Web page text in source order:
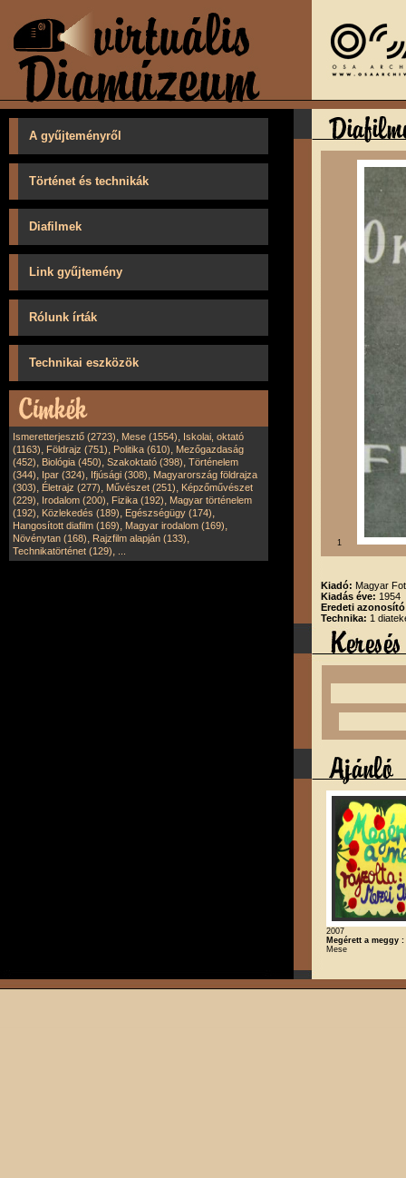
A gyűjteményről
Történet és technikák
Diafilmek
Link gyűjtemény
Rólunk írták
Technikai eszközök
Ismeretterjesztő (2723), Mese (1554), Iskolai, oktató
(1163), Földrajz (751), Politika (610), Mezőgazdaság
(452), Biológia (450), Szakoktató (398), Történelem
(344), Ipar (324), Ifjúsági (308), Magyarország földrajza
(303), Életrajz (277), Művészet (251), Képzőművészet
(229), Irodalom (200), Fizika (192), Magyar történelem
(192), Közlekedés (189), Egészségügy (174),
Hangosított diafilm (169), Magyar irodalom (169),
Növénytan (168), Rajzfilm alapján (133),
Technikatörténet (129),
1
Kiadó: Magyar
Kiadás éve: 1954
Eredeti
Technika: 1
2007
Megérett a meggy
Mese